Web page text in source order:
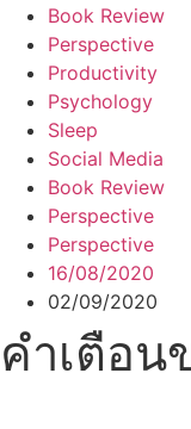
Book Review
Perspective
Productivity
Psychology
Sleep
Social Media
Book Review
Perspective
Perspective
16/08/2020
02/09/2020
คำเตือน